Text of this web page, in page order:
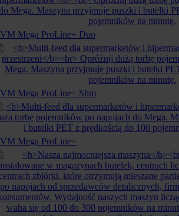
Mega ProLine+ Duo
Mega ProLine+ Slim
Mega ProLine+